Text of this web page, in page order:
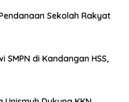
Sekolah Rakyat
SMPN di Kandangan HSS,